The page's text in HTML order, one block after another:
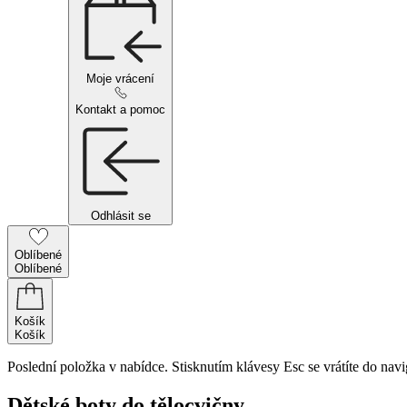
Moje vrácení
Kontakt a pomoc
Odhlásit se
Oblíbené
Oblíbené
Košík
Košík
Poslední položka v nabídce. Stisknutím klávesy Esc se vrátíte do